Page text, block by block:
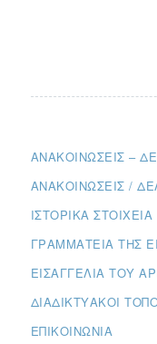
ΑΝΑΚΟΙΝΏΣΕΙΣ –
ΑΝΑΚΟΙΝΏΣΕΙΣ /
ΙΣΤΟΡΙΚΆ ΣΤΟΙΧΕΊΑ
ΓΡΑΜΜΑΤΕΊΑ ΤΗΣ
ΕΙΣΑΓΓΕΛΊΑ ΤΟΥ
ΔΙΑΔΙΚΤΥΑΚΟΊ
ΕΠΙΚΟΙΝΩΝΊΑ